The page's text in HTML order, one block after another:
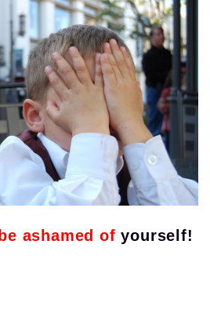
be ashamed of yourself!